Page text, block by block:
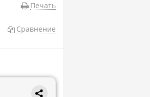
Печать
Сравнение